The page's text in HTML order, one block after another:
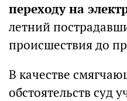
переходу на
летний
происшествия до
В качестве
обстоятельств суд